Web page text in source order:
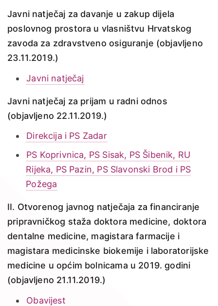
Javni natječaj za davanje u zakup dijela
poslovnog prostora u vlasništvu Hrvatskog
zavoda za zdravstveno osiguranje (objavljeno
23.11.2019.)
Javni natječaj
Javni natječaj za prijam u radni odnos
(objavljeno 22.11.2019.)
Direkcija i PS Zadar
PS Koprivnica, PS Sisak, PS Šibenik, RU
Rijeka, PS Pazin, PS Slavonski Brod i PS
Požega
II. Otvorenog javnog natječaja za financiranje
pripravničkog staža doktora medicine, doktora
dentalne medicine, magistara farmacije i
magistara medicinske biokemije i laboratorijske
medicine u općim bolnicama u 2019. godini
(objavljeno 21.11.2019.)
Obavijest